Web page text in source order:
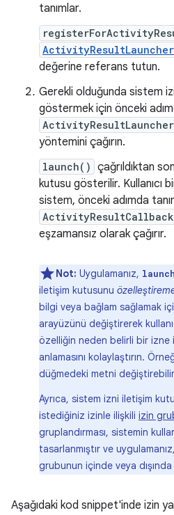
tanımlar.
ActivityResultLauncher
değerine referans tutun.
Gerekli olduğunda sistem
göstermek için önceki
ActivityResultLauncher
yöntemini çağırın.
launch() çağrıldıktan
kutusu gösterilir. Kullanıcı
sistem, önceki adımda
ActivityResultCallback
eşzamansız olarak çağırır.
Not: Uygulamanız,
iletişim kutusunu
bilgi veya bağlam sağlamak
arayüzünü değiştirerek
özelliğin neden belirli bir
anlamasını kolaylaştırın.
düğmedeki metni
Ayrıca, sistem izni iletişim
istediğiniz izinle ilişkili izin
gruplandırması, sistemin
tasarlanmıştır ve
grubunun içinde veya dışında
Aşağıdaki kod snippet'inde izin